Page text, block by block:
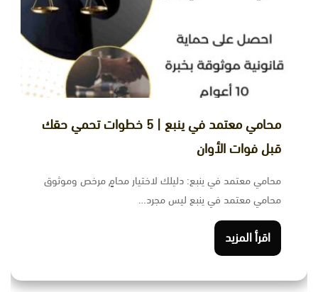
ﻣﺤﺎﻣﻲ ﻣﻌﺘﻤﺪ ﻓﻲ ﻳﻨﺒﻊ | 5 خطوات تحمي حقك
قبل فوات الأوان
محامي معتمد في ينبع: دليلك لاختيار محامٍ مرخص وموثوق
محامي معتمد في ينبع ليس مجرد…
اقرأ المزيد